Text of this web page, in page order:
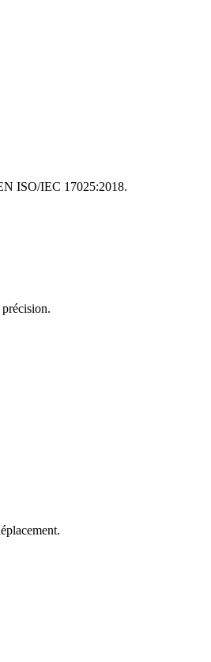
ISO/IEC 17025:2018.